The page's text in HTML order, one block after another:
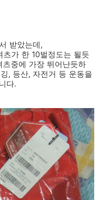
받았는데,
가 한 10벌정도는 될듯
중에 가장 뛰어난듯하
, 등산, 자전거 등 운동을
다.